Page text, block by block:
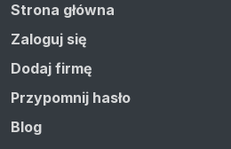
Strona główna
Zaloguj się
Dodaj firmę
Przypomnij hasło
Blog